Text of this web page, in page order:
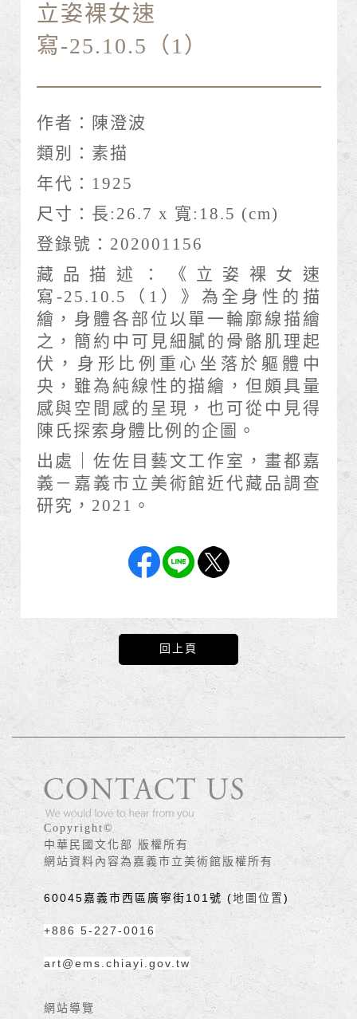
立姿裸女速
寫-25.10.5（1）
作者： 陳澄波
類別： 素描
年代： 1925
尺寸： 長:26.7 x 寬:18.5 (cm)
登錄號： 202001156
藏品描述：
《立姿裸女速
寫-25.10.5（1）》為全身性的描
繪，身體各部位以單一輪廓線描繪
之，簡約中可見細膩的骨骼肌理起
伏，身形比例重心坐落於軀體中
央，雖為純線性的描繪，但頗具量
感與空間感的呈現，也可從中見得
陳氏探索身體比例的企圖。
出處｜佐佐目藝文工作室，畫都嘉
義－嘉義市立美術館近代藏品調查
研究，2021。
回上頁
版權宣告
Copyright©
中華民國文化部 版權所有
網站資料內容為嘉義市立美術館版權所有
60045嘉義市西區廣寧街101號 (地圖位置)
+886 5-227-0016
art@ems.chiayi.gov.tw
網站導覽